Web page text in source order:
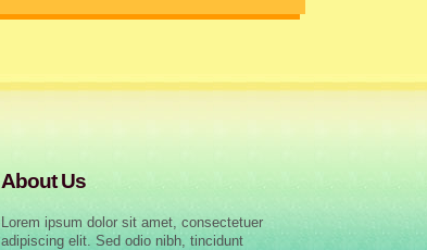
About Us
Lorem ipsum dolor sit amet, consectetuer
adipiscing elit. Sed odio nibh, tincidunt